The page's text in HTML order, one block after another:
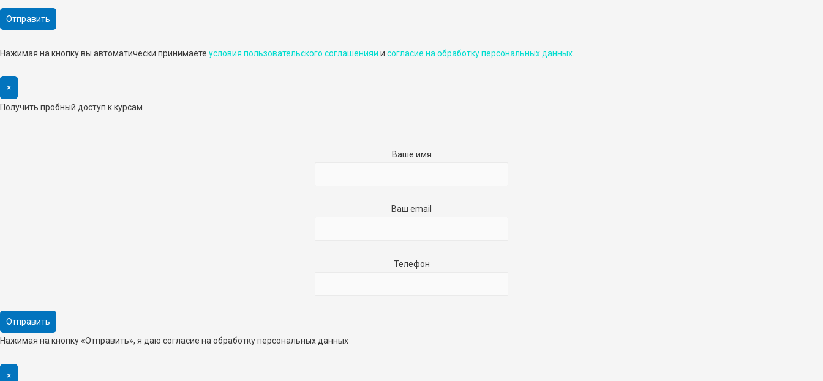
Нажимая на кнопку вы автоматически принимаете условия пользовательского соглашенияи и cогласие на обработку персональных данных.
×
Получить пробный доступ к курсам
Ваше имя
Ваш email
Телефон
Нажимая на кнопку «Отправить», я даю согласие на обработку персональных данных
×